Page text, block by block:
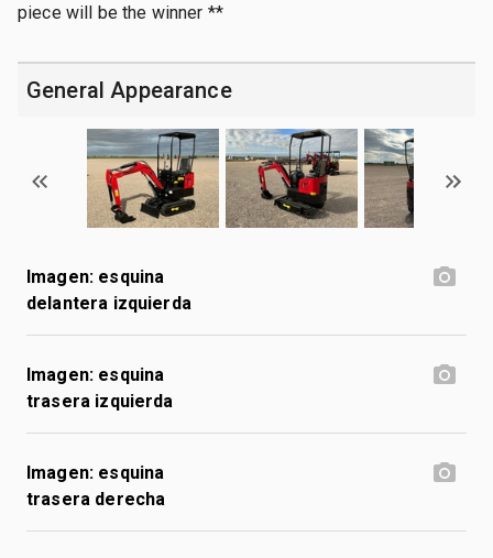
piece will be the winner **
General Appearance
Imagen: esquina
delantera izquierda
Imagen: esquina
trasera izquierda
Imagen: esquina
trasera derecha